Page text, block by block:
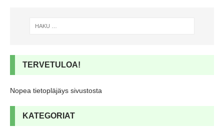
TERVETULOA!
Nopea tietopläjäys sivustosta
KATEGORIAT